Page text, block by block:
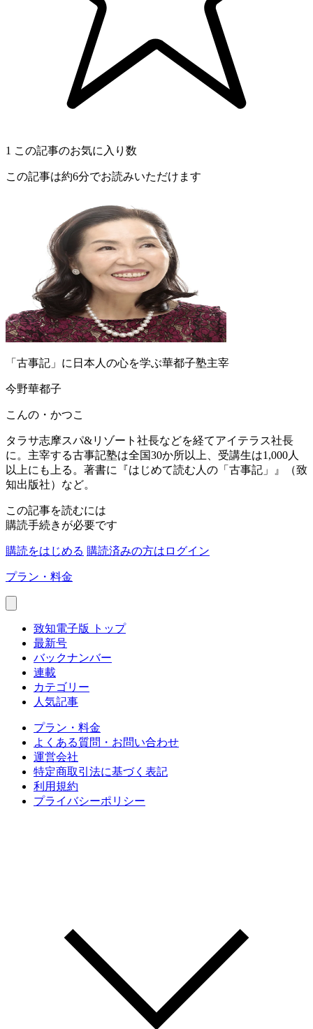
1 この記事のお気に入り数
この記事は約6分でお読みいただけます
「古事記」に日本人の心を学ぶ華都子塾主宰
今野華都子
こんの・かつこ
タラサ志摩スパ&リゾート社長などを経てアイテラス社長
に。主宰する古事記塾は全国30か所以上、受講生は1,000人
以上にも上る。著書に『はじめて読む人の「古事記」』（致
知出版社）など。
この記事を読むには
購読手続きが必要です
購読をはじめる 購読済みの方はログイン
プラン・料金
致知電子版 トップ
最新号
バックナンバー
連載
カテゴリー
人気記事
プラン・料金
よくある質問・お問い合わせ
運営会社
特定商取引法に基づく表記
利用規約
プライバシーポリシー